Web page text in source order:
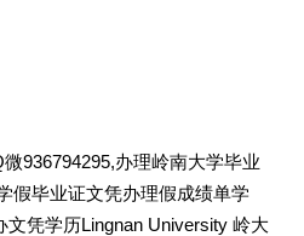
936794295,办理岭南大学毕业
假毕业证文凭办理假成绩单学
文凭学历Lingnan University 岭大